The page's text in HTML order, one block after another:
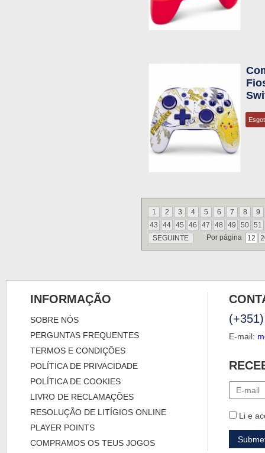
1 2 3 4 5 6 7 8
9
43
44 45 46 47 48 49 50 51
SEGUINTE
Por página 12
INFORMAÇÃO
SOBRE NÓS
PERGUNTAS FREQUENTES
TERMOS E CONDIÇÕES
POLÍTICA DE PRIVACIDADE
POLÍTICA DE COOKIES
LIVRO DE RECLAMAÇÕES
RESOLUÇÃO DE LITÍGIOS ONLINE
PLAYER POINTS
COMPRAMOS OS TEUS JOGOS
E-mail:
Li e